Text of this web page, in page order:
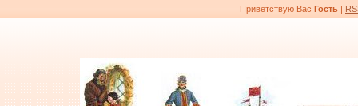
Приветствую Вас Гость |